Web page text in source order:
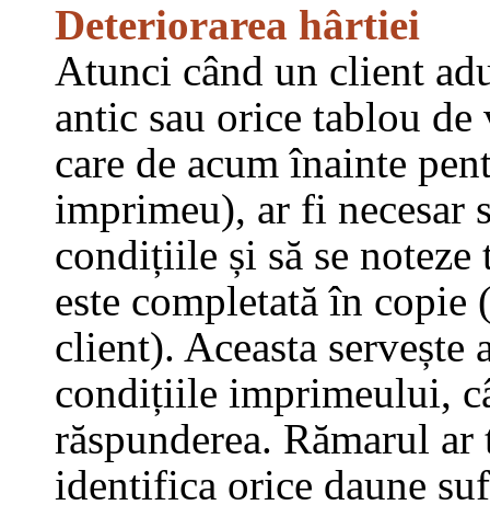
Deteriorarea hârtiei
Atunci când un client
antic sau orice tablou
care de acum înainte
imprimeu), ar fi necesar
condițiile și să se noteze
este completată în
client). Aceasta servește
condițiile imprimeului,
răspunderea. Rămarul ar
identifica orice daune